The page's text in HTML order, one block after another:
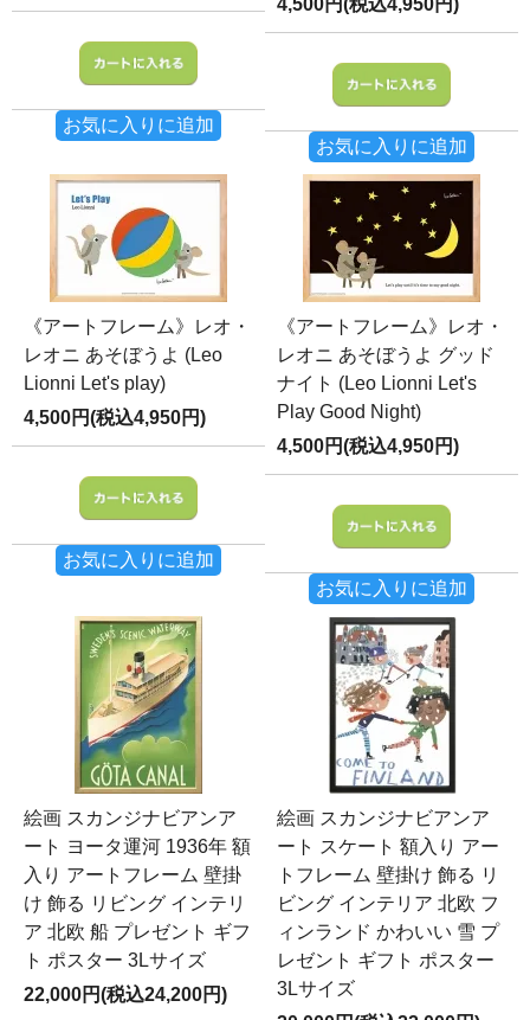
お気に入りに追加
お気に入りに追加
《アートフレーム》レオ・
レオニ あそぼうよ (Leo
Lionni Let's play)
4,500円(税込4,950円)
お気に入りに追加
《アートフレーム》レオ・
レオニ あそぼうよ グッド
ナイト (Leo Lionni Let's
Play Good Night)
4,500円(税込4,950円)
お気に入りに追加
絵画 スカンジナビアンア
ート ヨータ運河 1936年 額
入り アートフレーム 壁掛
け 飾る リビング インテリ
ア 北欧 船 プレゼント ギフ
ト ポスター 3Lサイズ
22,000円(税込24,200円)
絵画 スカンジナビアンア
ート スケート 額入り アー
トフレーム 壁掛け 飾る リ
ビング インテリア 北欧 フ
ィンランド かわいい 雪 プ
レゼント ギフト ポスター
3Lサイズ